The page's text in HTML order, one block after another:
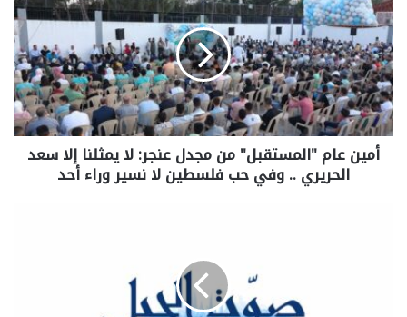
أمين عام "المستقبل" من مجدل عنجر: لا يمثلنا إلا سعد
الحريري .. وفي حب فلسطين لا نسير وراء أحد